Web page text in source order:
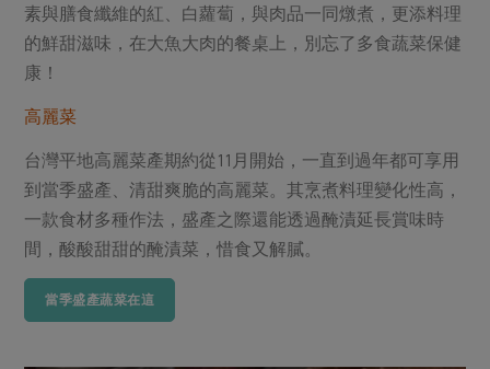
素與膳食纖維的紅、白蘿蔔，與肉品一同燉煮，更添料理
的鮮甜滋味，在大魚大肉的餐桌上，別忘了多食蔬菜保健
康！
高麗菜
台灣平地高麗菜產期約從11月開始，一直到過年都可享用
到當季盛產、清甜爽脆的高麗菜。其烹煮料理變化性高，
一款食材多種作法，盛產之際還能透過醃漬延長賞味時
間，酸酸甜甜的醃漬菜，惜食又解膩。
當季盛產蔬菜在這